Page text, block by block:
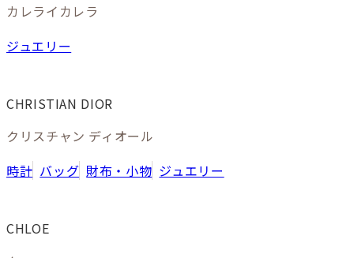
カレライカレラ
ジュエリー
CHRISTIAN DIOR
クリスチャン ディオール
時計 バッグ 財布・小物 ジュエリー
CHLOE